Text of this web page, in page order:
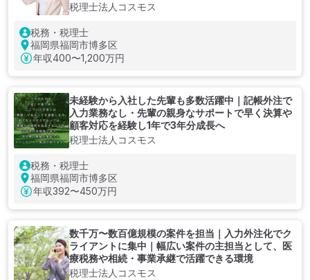
税理士法人コスモス
税務・税理士
福岡県福岡市博多区
年収400〜1,200万円
未経験から入社した先輩も多数活躍中｜記帳外注で
入力業務なし・先輩の親身なサポートで早く決算や
顧客対応を経験し1年で3年分成長へ
税理士法人コスモス
税務・税理士
福岡県福岡市博多区
年収392〜450万円
数千万〜数百億規模の案件を担当｜入力外注化でク
ライアントに集中｜幅広い案件の主担当として、医
療税務や相続・事業承継で活躍できる環境
税理士法人コスモス